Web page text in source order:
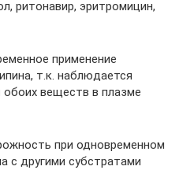
ритонавир, эритромицин,
применение
т.к. наблюдается
обоих веществ в плазме
при одновременном
с другими субстратами